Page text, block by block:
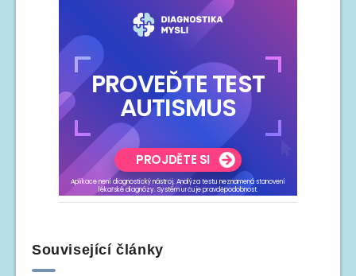
Související články